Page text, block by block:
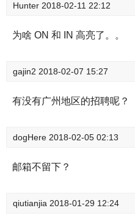
Hunter 2018-02-11 22:12
为啥 ON 和 IN 高亮了。。
gajin2 2018-02-07 15:27
有没有广州地区的招聘呢？
dogHere 2018-02-05 02:13
邮箱不留下？
qiutianjia 2018-01-29 12:24